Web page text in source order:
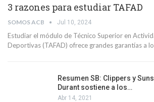
3 razones para estudiar TAFAD
SOMOS ACB Jul 10, 2024
Estudiar el módulo de Técnico Superior en
Deportivas (TAFAD) ofrece grandes garantías a
Resumen SB: Clippers y
Durant sostiene a los…
Abr 14, 2021